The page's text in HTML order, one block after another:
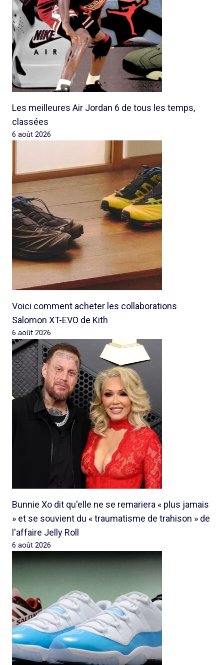
Les meilleures Air Jordan 6 de tous les temps,
classées
6 août 2026
Voici comment acheter les collaborations
Salomon XT-EVO de Kith
6 août 2026
Bunnie Xo dit qu'elle ne se remariera « plus jamais
» et se souvient du « traumatisme de trahison » de
l'affaire Jelly Roll
6 août 2026